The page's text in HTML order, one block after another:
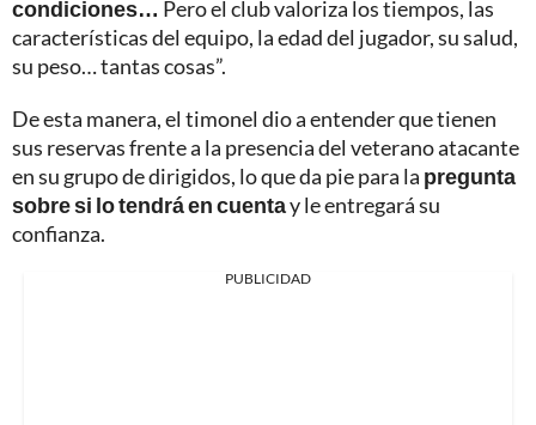
condiciones… Pero el club valoriza los tiempos, las
características del equipo, la edad del jugador, su salud,
su peso… tantas cosas”.
De esta manera, el timonel dio a entender que tienen
sus reservas frente a la presencia del veterano atacante
en su grupo de dirigidos, lo que da pie para la pregunta
sobre si lo tendrá en cuentay le entregará su
confianza.
PUBLICIDAD